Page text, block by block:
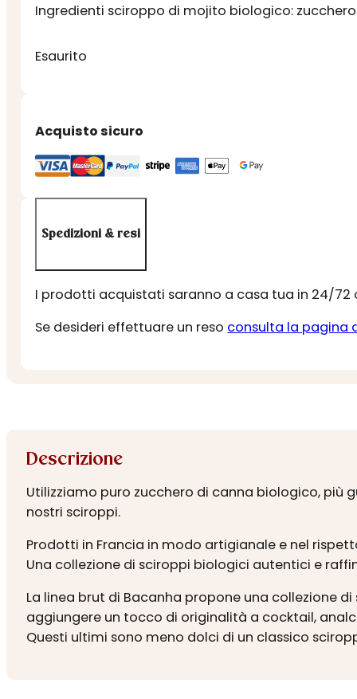
Ingredienti sciroppo di mojito biologico:
Esaurito
Acquisto sicuro
Spedizioni & resi
I prodotti acquistati saranno a casa tua in 24/72
Se desideri effettuare un reso consulta la pagina
Descrizione
Utilizziamo puro zucchero di canna biologico,
nostri sciroppi.
Prodotti in Francia in modo artigianale e nel
Una collezione di sciroppi biologici autentici e
La linea brut di Bacanha propone una collezione
aggiungere un tocco di originalità a cocktail,
Questi ultimi sono meno dolci di un classico